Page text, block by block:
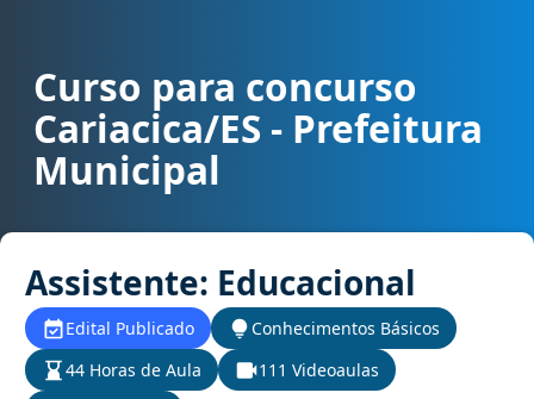
Curso para concurso Cariacica/ES - Prefeitura Municipal cargo
Curso para concurso
Cariacica/ES - Prefeitura
Municipal
Assistente: Educacional
Edital Publicado
Conhecimentos Básicos
44 Horas de Aula
111 Videoaulas